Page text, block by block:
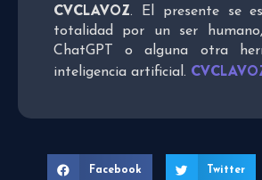
CVCLAVOZ. El presente se
totalidad por un ser
ChatGPT o alguna otra
inteligencia artificial.
Facebook Twitter